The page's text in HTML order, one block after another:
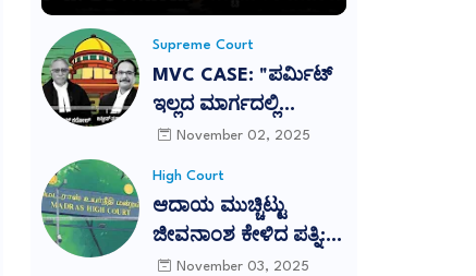
Supreme Court
MVC CASE: "ಪರ್ಮಿಟ್
ಇಲ್ಲದ ಮಾರ್ಗದಲ್ಲಿ
ಅಪಘಾತ ಸಂಭವಿಸಿದೆ
ಪರಿಹಾರ ನಿರಾಕರಿಸುವುದು
ನ್ಯಾಯವಲ್ಲ": ಕರ್ನಾಟಕ
November 02, 2025
High Court
ಆದಾಯ ಮುಚ್ಚಿಟ್ಟು
ಜೀವನಾಂಶ ಕೇಳಿದ ಪತ್ನಿ:
ಪರಿಹಾರ ಕಡಿಮೆ ಮಾಡಿದ
November 03, 2025